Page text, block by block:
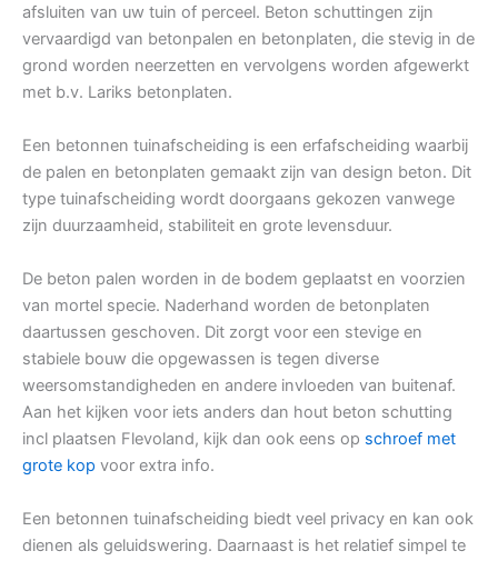
afsluiten van uw tuin of perceel. Beton schuttingen zijn
vervaardigd van betonpalen en betonplaten, die stevig in de
grond worden neerzetten en vervolgens worden afgewerkt
met b.v. Lariks betonplaten.
Een betonnen tuinafscheiding is een erfafscheiding waarbij
de palen en betonplaten gemaakt zijn van design beton. Dit
type tuinafscheiding wordt doorgaans gekozen vanwege
zijn duurzaamheid, stabiliteit en grote levensduur.
De beton palen worden in de bodem geplaatst en voorzien
van mortel specie. Naderhand worden de betonplaten
daartussen geschoven. Dit zorgt voor een stevige en
stabiele bouw die opgewassen is tegen diverse
weersomstandigheden en andere invloeden van buitenaf.
Aan het kijken voor iets anders dan hout beton schutting
incl plaatsen Flevoland, kijk dan ook eens op schroef met
grote kop voor extra info.
Een betonnen tuinafscheiding biedt veel privacy en kan ook
dienen als geluidswering. Daarnaast is het relatief simpel te